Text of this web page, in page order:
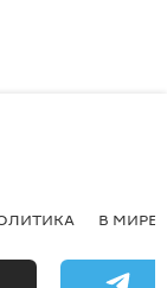
В МИРЕ